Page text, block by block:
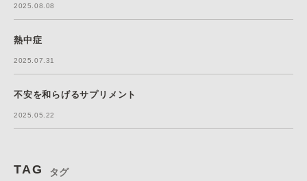
2025.08.08
熱中症
2025.07.31
不安を和らげるサプリメント
2025.05.22
TAG タグ